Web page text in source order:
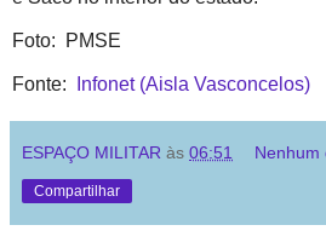
Foto: PMSE
Fonte: Infonet (Aisla Vasconcelos)
ESPAÇO MILITAR às 06:51 Nenhum
Compartilhar